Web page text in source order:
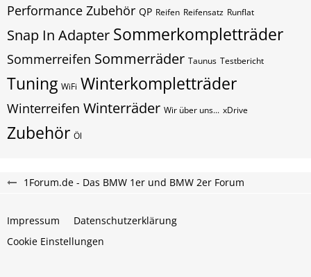
Performance Zubehör QP Reifen Reifensatz Runflat
Snap In Adapter Sommerkompletträder
Sommerreifen Sommerräder Taunus Testbericht
Tuning WiFi Winterkompletträder
Winterreifen Winterräder Wir über uns... xDrive
Zubehör Öl
1Forum.de - Das BMW 1er und BMW 2er Forum
Impressum
Datenschutzerklärung
Cookie Einstellungen